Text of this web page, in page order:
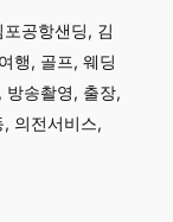
공항샌딩, 김
행, 골프, 웨딩
방송촬영, 출장,
의전서비스,